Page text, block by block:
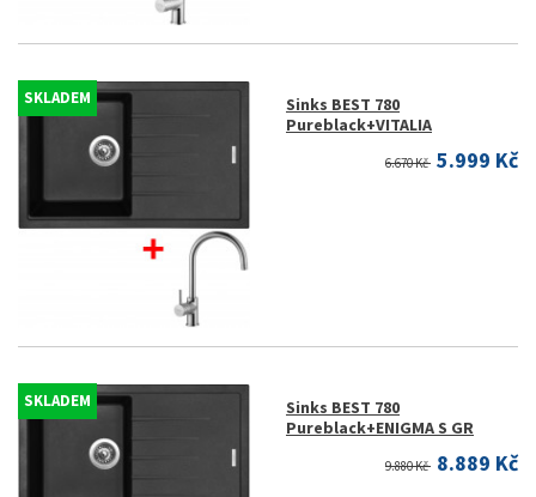
SKLADEM
Sinks BEST 780
Pureblack+VITALIA
6.670 Kč 5.999 Kč
SKLADEM
Sinks BEST 780
Pureblack+ENIGMA S GR
9.880 Kč 8.889 Kč